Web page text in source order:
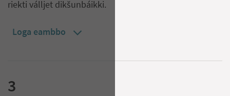
riekti válljet dikšunbáikki.
Loga eambbo
3